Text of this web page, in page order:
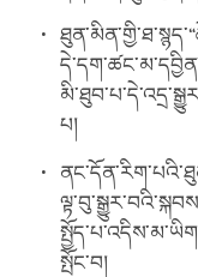
པ།
སྤོང་བ།